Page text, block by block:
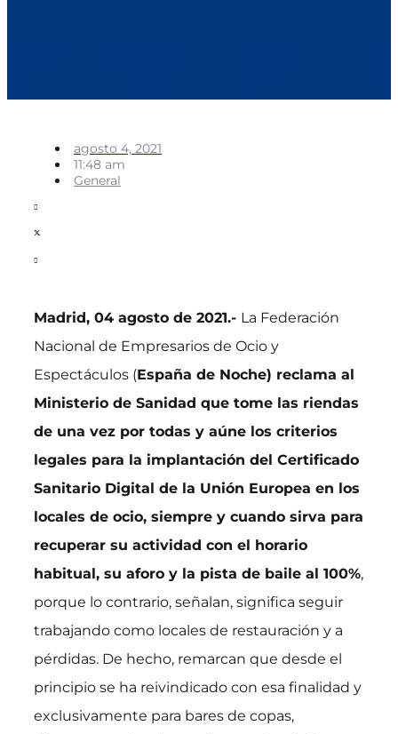
agosto 4, 2021
11:48 am
General
Madrid, 04 agosto de 2021.- La Federación
Nacional de Empresarios de Ocio y
Espectáculos (España de Noche) reclama al
Ministerio de Sanidad que tome las riendas
de una vez por todas y aúne los criterios
legales para la implantación del Certificado
Sanitario Digital de la Unión Europea en los
locales de ocio, siempre y cuando sirva para
recuperar su actividad con el horario
habitual, su aforo y la pista de baile al 100%,
porque lo contrario, señalan, significa seguir
trabajando como locales de restauración y a
pérdidas. De hecho, remarcan que desde el
principio se ha reivindicado con esa finalidad y
exclusivamente para bares de copas,